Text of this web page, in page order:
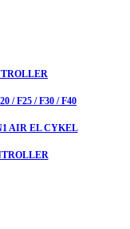
/ F25 / F30 / F40
AIR EL CYKEL